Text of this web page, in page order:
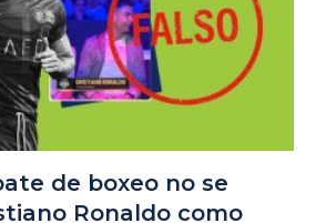
de boxeo no se
Ronaldo como